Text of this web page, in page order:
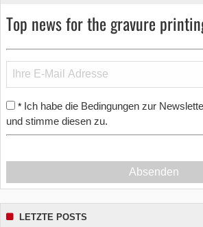
Top news for the gravure
* Ich habe die Bedingungen zur
und stimme diesen zu.
Absenden
LETZTE POSTS